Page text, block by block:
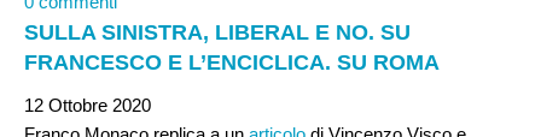
SULLA SINISTRA, LIBERAL E NO. SU
FRANCESCO E L’ENCICLICA. SU ROMA
12 Ottobre 2020